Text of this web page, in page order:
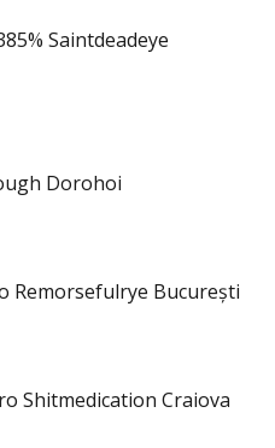
Saintdeadeye
Dorohoi
Remorsefulrye București
Shitmedication Craiova